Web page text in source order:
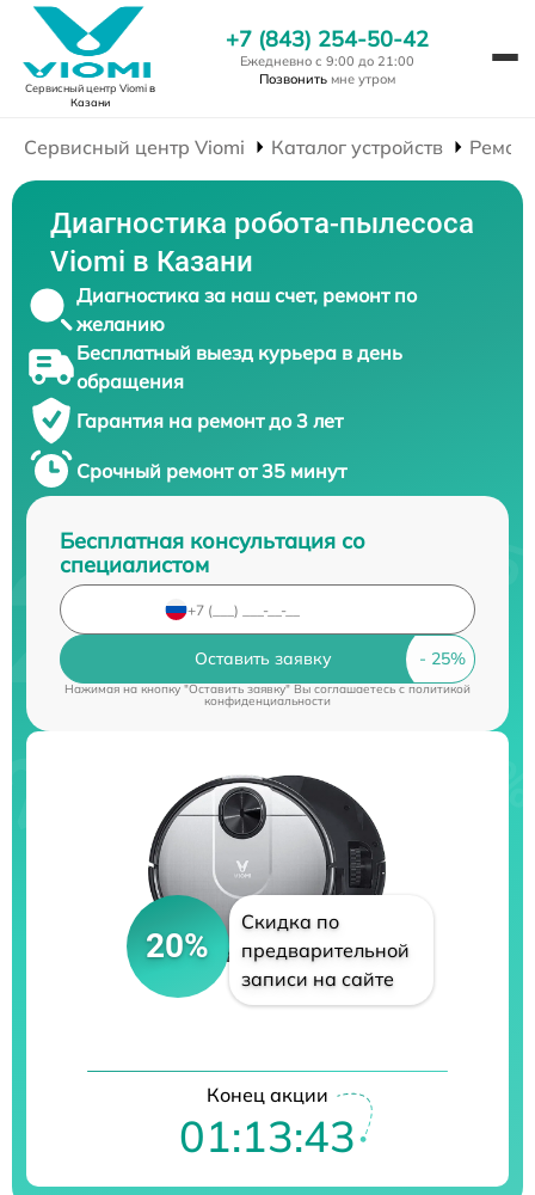
Сервисный центр Viomiв
Казани
+7 (843) 254-50-42
Ежедневно с 9:00 до 21:00
Позвонить мне утром
Сервисный центр Viomi Каталог устройств
Диагностика робота-пылесоса
Viomi в Казани
Диагностика за наш счет, ремонт по
желанию
Бесплатный выезд курьера в день
обращения
Гарантия на ремонт до 3 лет
Срочный ремонт от 35 минут
Бесплатная консультация со
специалистом
Оставить заявку
Нажимая на кнопку "Оставить заявку" Вы соглашаетесь cполитикой
конфиденциальности
20%
Скидка по
предварительной
записи на сайте
Конец акции
01:13:43